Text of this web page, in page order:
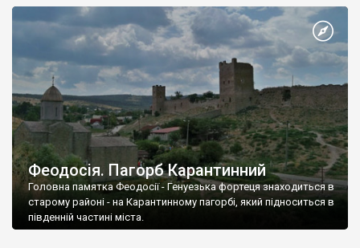
Феодосія. Пагорб Карантинний
Головна памятка Феодосії - Генуезька фортеця знаходиться в
старому районі - на Карантинному пагорбі, який підноситься в
південній частині міста.